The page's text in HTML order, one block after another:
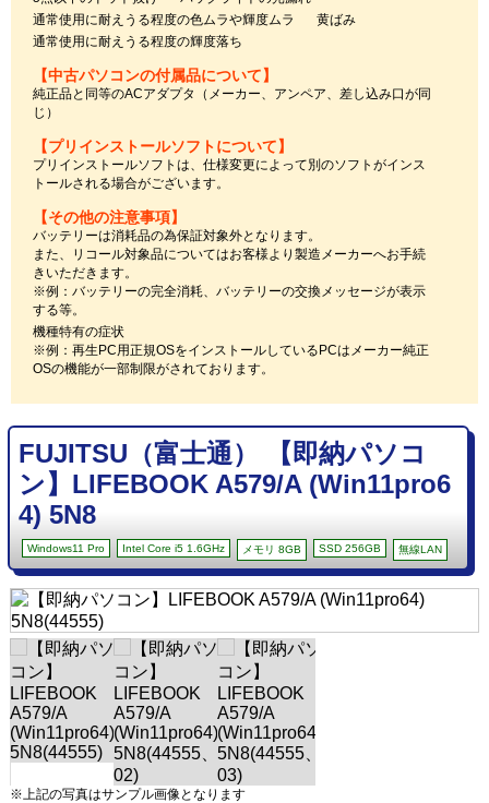
通常使用に耐えうる程度の色ムラや輝度ムラ
黄ばみ
通常使用に耐えうる程度の輝度落ち
【中古パソコンの付属品について】
純正品と同等のACアダプタ（メーカー、アンペア、差し込み口が同
じ）
【プリインストールソフトについて】
プリインストールソフトは、仕様変更によって別のソフトがインス
トールされる場合がございます。
【その他の注意事項】
バッテリーは消耗品の為保証対象外となります。
また、リコール対象品についてはお客様より製造メーカーへお手続
きいただきます。
※例：バッテリーの完全消耗、バッテリーの交換メッセージが表示
する等。
機種特有の症状
※例：再生PC用正規OSをインストールしているPCはメーカー純正
OSの機能が一部制限がされております。
FUJITSU（富士通） 【即納パソコ
ン】LIFEBOOK A579/A (Win11pro6
4) 5N8
Windows11 Pro Intel Core i5 1.6GHz メモリ 8GB SSD 256GB 無線LAN
※上記の写真はサンプル画像となります